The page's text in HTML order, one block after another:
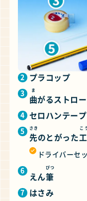
プラコップ
曲
ま
がるストロー
セロハンテープ
先
さき
のとがった
こ
ドライバーセ
えん筆
ぴつ
はさみ